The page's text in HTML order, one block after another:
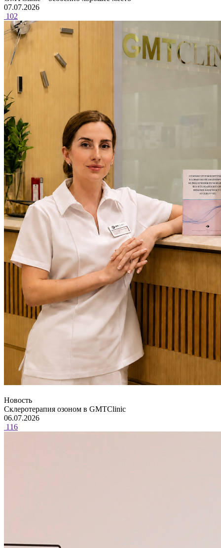
07.07.2026
102
Новость
Склеротерапия озоном в GMTClinic
06.07.2026
116